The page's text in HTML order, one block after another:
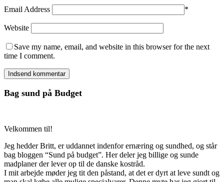
Email Address *
Website
Save my name, email, and website in this browser for the next
time I comment.
Bag sund på Budget
Velkommen til!
Jeg hedder Britt, er uddannet indenfor ernæring og sundhed, og står
bag bloggen “Sund på budget”. Her deler jeg billige og sunde
madplaner der lever op til de danske kostråd.
I mit arbejde møder jeg tit den påstand, at det er dyrt at leve sundt og